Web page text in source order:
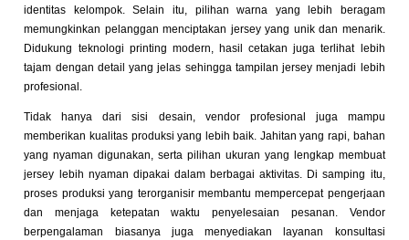
identitas kelompok. Selain itu, pilihan warna yang lebih beragam
memungkinkan pelanggan menciptakan jersey yang unik dan menarik.
Didukung teknologi printing modern, hasil cetakan juga terlihat lebih
tajam dengan detail yang jelas sehingga tampilan jersey menjadi lebih
profesional.
Tidak hanya dari sisi desain, vendor profesional juga mampu
memberikan kualitas produksi yang lebih baik. Jahitan yang rapi, bahan
yang nyaman digunakan, serta pilihan ukuran yang lengkap membuat
jersey lebih nyaman dipakai dalam berbagai aktivitas. Di samping itu,
proses produksi yang terorganisir membantu mempercepat pengerjaan
dan menjaga ketepatan waktu penyelesaian pesanan. Vendor
berpengalaman biasanya juga menyediakan layanan konsultasi